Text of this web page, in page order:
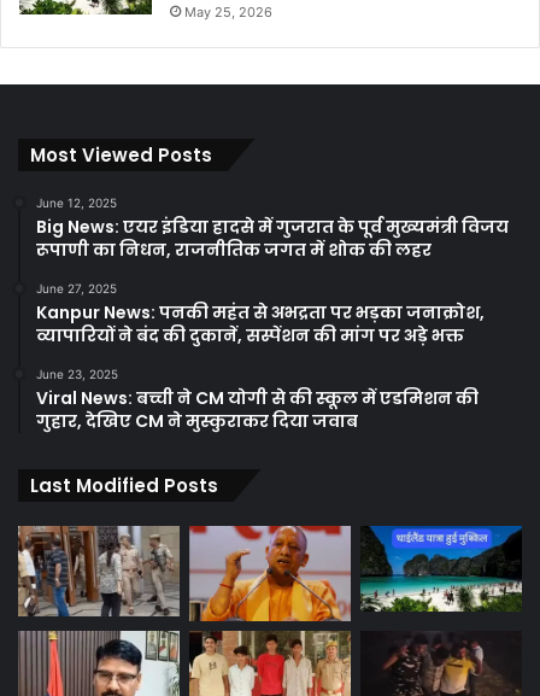
May 25, 2026
Most Viewed Posts
June 12, 2025
Big News: एयर इंडिया हादसे में गुजरात के पूर्व मुख्यमंत्री विजय
रूपाणी का निधन, राजनीतिक जगत में शोक की लहर
June 27, 2025
Kanpur News: पनकी महंत से अभद्रता पर भड़का जनाक्रोश,
व्यापारियों ने बंद की दुकानें, सस्पेंशन की मांग पर अड़े भक्त
June 23, 2025
Viral News: बच्ची ने CM योगी से की स्कूल में एडमिशन की
गुहार, देखिए CM ने मुस्कुराकर दिया जवाब
Last Modified Posts